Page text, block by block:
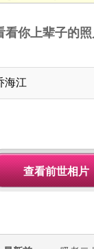
看你上辈子的